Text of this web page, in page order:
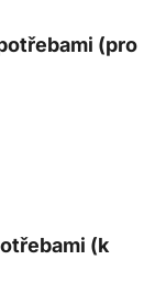
(pro
(k